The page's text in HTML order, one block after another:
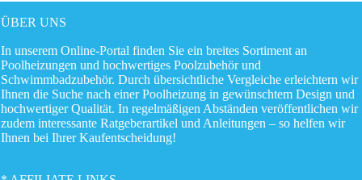
ÜBER UNS
In unserem Online-Portal finden Sie ein breites Sortiment an
Poolheizungen und hochwertiges Poolzubehör und
Schwimmbadzubehör. Durch übersichtliche Vergleiche erleichtern wir
Ihnen die Suche nach einer Poolheizung in gewünschtem Design und
hochwertiger Qualität. In regelmäßigen Abständen veröffentlichen wir
zudem interessante Ratgeberartikel und Anleitungen – so helfen wir
Ihnen bei Ihrer Kaufentscheidung!